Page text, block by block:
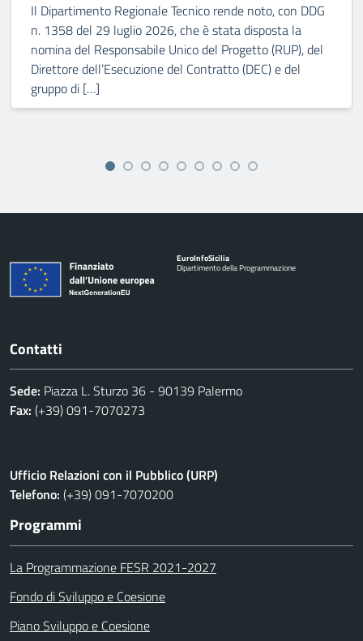
Il Dipartimento Regionale Tecnico rende noto, con DDG
n. 1358 del 29 luglio 2026, che è stata disposta la
nomina del Responsabile Unico del Progetto (RUP), del
Direttore dell’Esecuzione del Contratto (DEC) e del
gruppo di […]
EuroInfoSicilia
Dipartimento della Programmazione
Contatti
Sede: Piazza L. Sturzo 36 - 90139 Palermo
Fax: (+39) 091-7070273
Ufficio Relazioni con il Pubblico (URP)
Telefono: (+39) 091-7070200
Programmi
La Programmazione FESR 2021-2027
Fondo di Sviluppo e Coesione
Piano Sviluppo e Coesione